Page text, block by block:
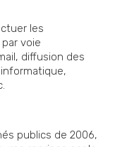
les
voie
diffusion des
publics de 2006,